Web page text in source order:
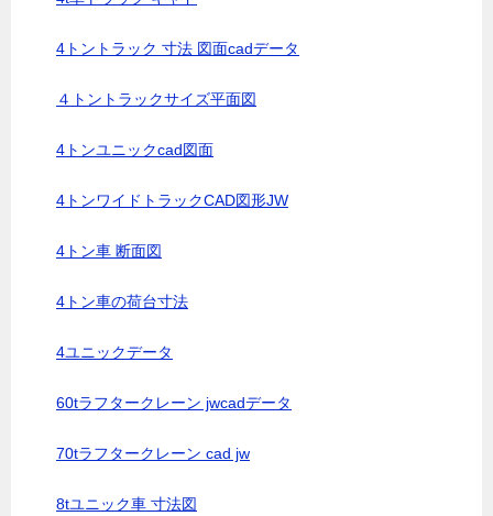
4トントラック 寸法 図面cadデータ
４トントラックサイズ平面図
4トンユニックcad図面
4トンワイドトラックCAD図形JW
4トン車 断面図
4トン車の荷台寸法
4ユニックデータ
60tラフタークレーン jwcadデータ
70tラフタークレーン cad jw
8tユニック車 寸法図